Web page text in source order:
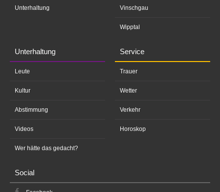
Unterhaltung Vinschgau
Wipptal
Unterhaltung
Leute
Kultur
Abstimmung
Videos
Wer hätte das gedacht?
Service
Trauer
Wetter
Verkehr
Horoskop
Social